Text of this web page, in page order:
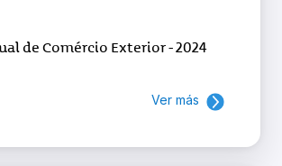
de Comércio Exterior - 2024
Ver más